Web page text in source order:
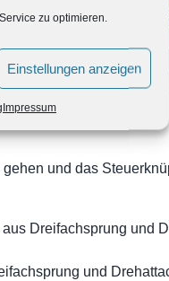
zu optimieren.
Einstellungen anzeigen
Impressum
und das
Dreifachsprung und
und